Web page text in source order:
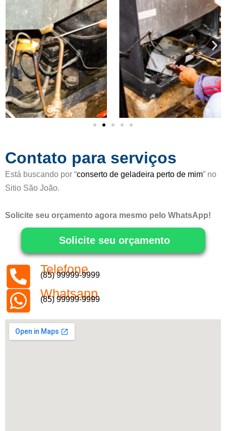
5
a
d
o
c
o
m
5
d
Contato para serviços
Está buscando por “conserto de geladeira perto de mim” no
Sitio São João.
Solicite seu orçamento agora mesmo pelo WhatsApp!
Solicite seu orçamento
Telefone
(85) 99999-9999
Whatsapp
(85) 99999-9999